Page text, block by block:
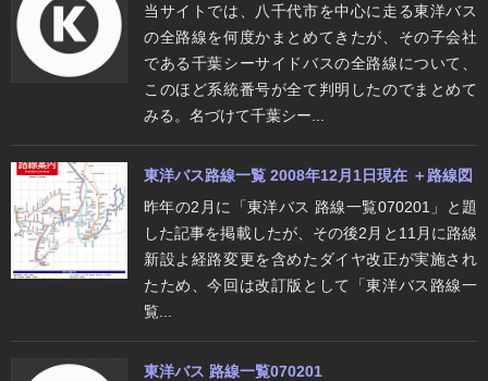
当サイトでは、八千代市を中心に走る東洋バス
の全路線を何度かまとめてきたが、その子会社
である千葉シーサイドバスの全路線について、
このほど系統番号が全て判明したのでまとめて
みる。名づけて千葉シー...
東洋バス路線一覧 2008年12月1日現在 ＋路線図
昨年の2月に「東洋バス 路線一覧070201」と題
した記事を掲載したが、その後2月と11月に路線
新設よ経路変更を含めたダイヤ改正が実施され
たため、今回は改訂版として「東洋バス路線一
覧...
東洋バス 路線一覧070201